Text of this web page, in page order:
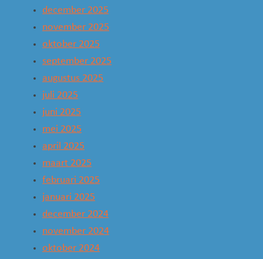
december 2025
november 2025
oktober 2025
september 2025
augustus 2025
juli 2025
juni 2025
mei 2025
april 2025
maart 2025
februari 2025
januari 2025
december 2024
november 2024
oktober 2024